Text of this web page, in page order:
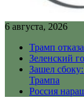
6 августа, 2026
Трамп
Зеленский
Зашел
Трампа
Россия